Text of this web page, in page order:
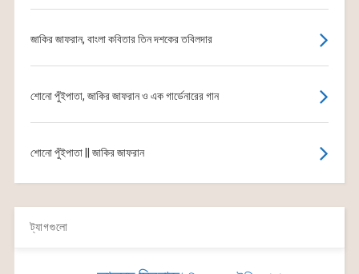
জাকির জাফরান, বাংলা কবিতার তিন দশকের তবিলদার
শোনো পুঁইপাতা, জাকির জাফরান ও এক গার্ডেনারের গান
শোনো পুঁইপাতা || জাকির জাফরান
ট্যাগগুলো